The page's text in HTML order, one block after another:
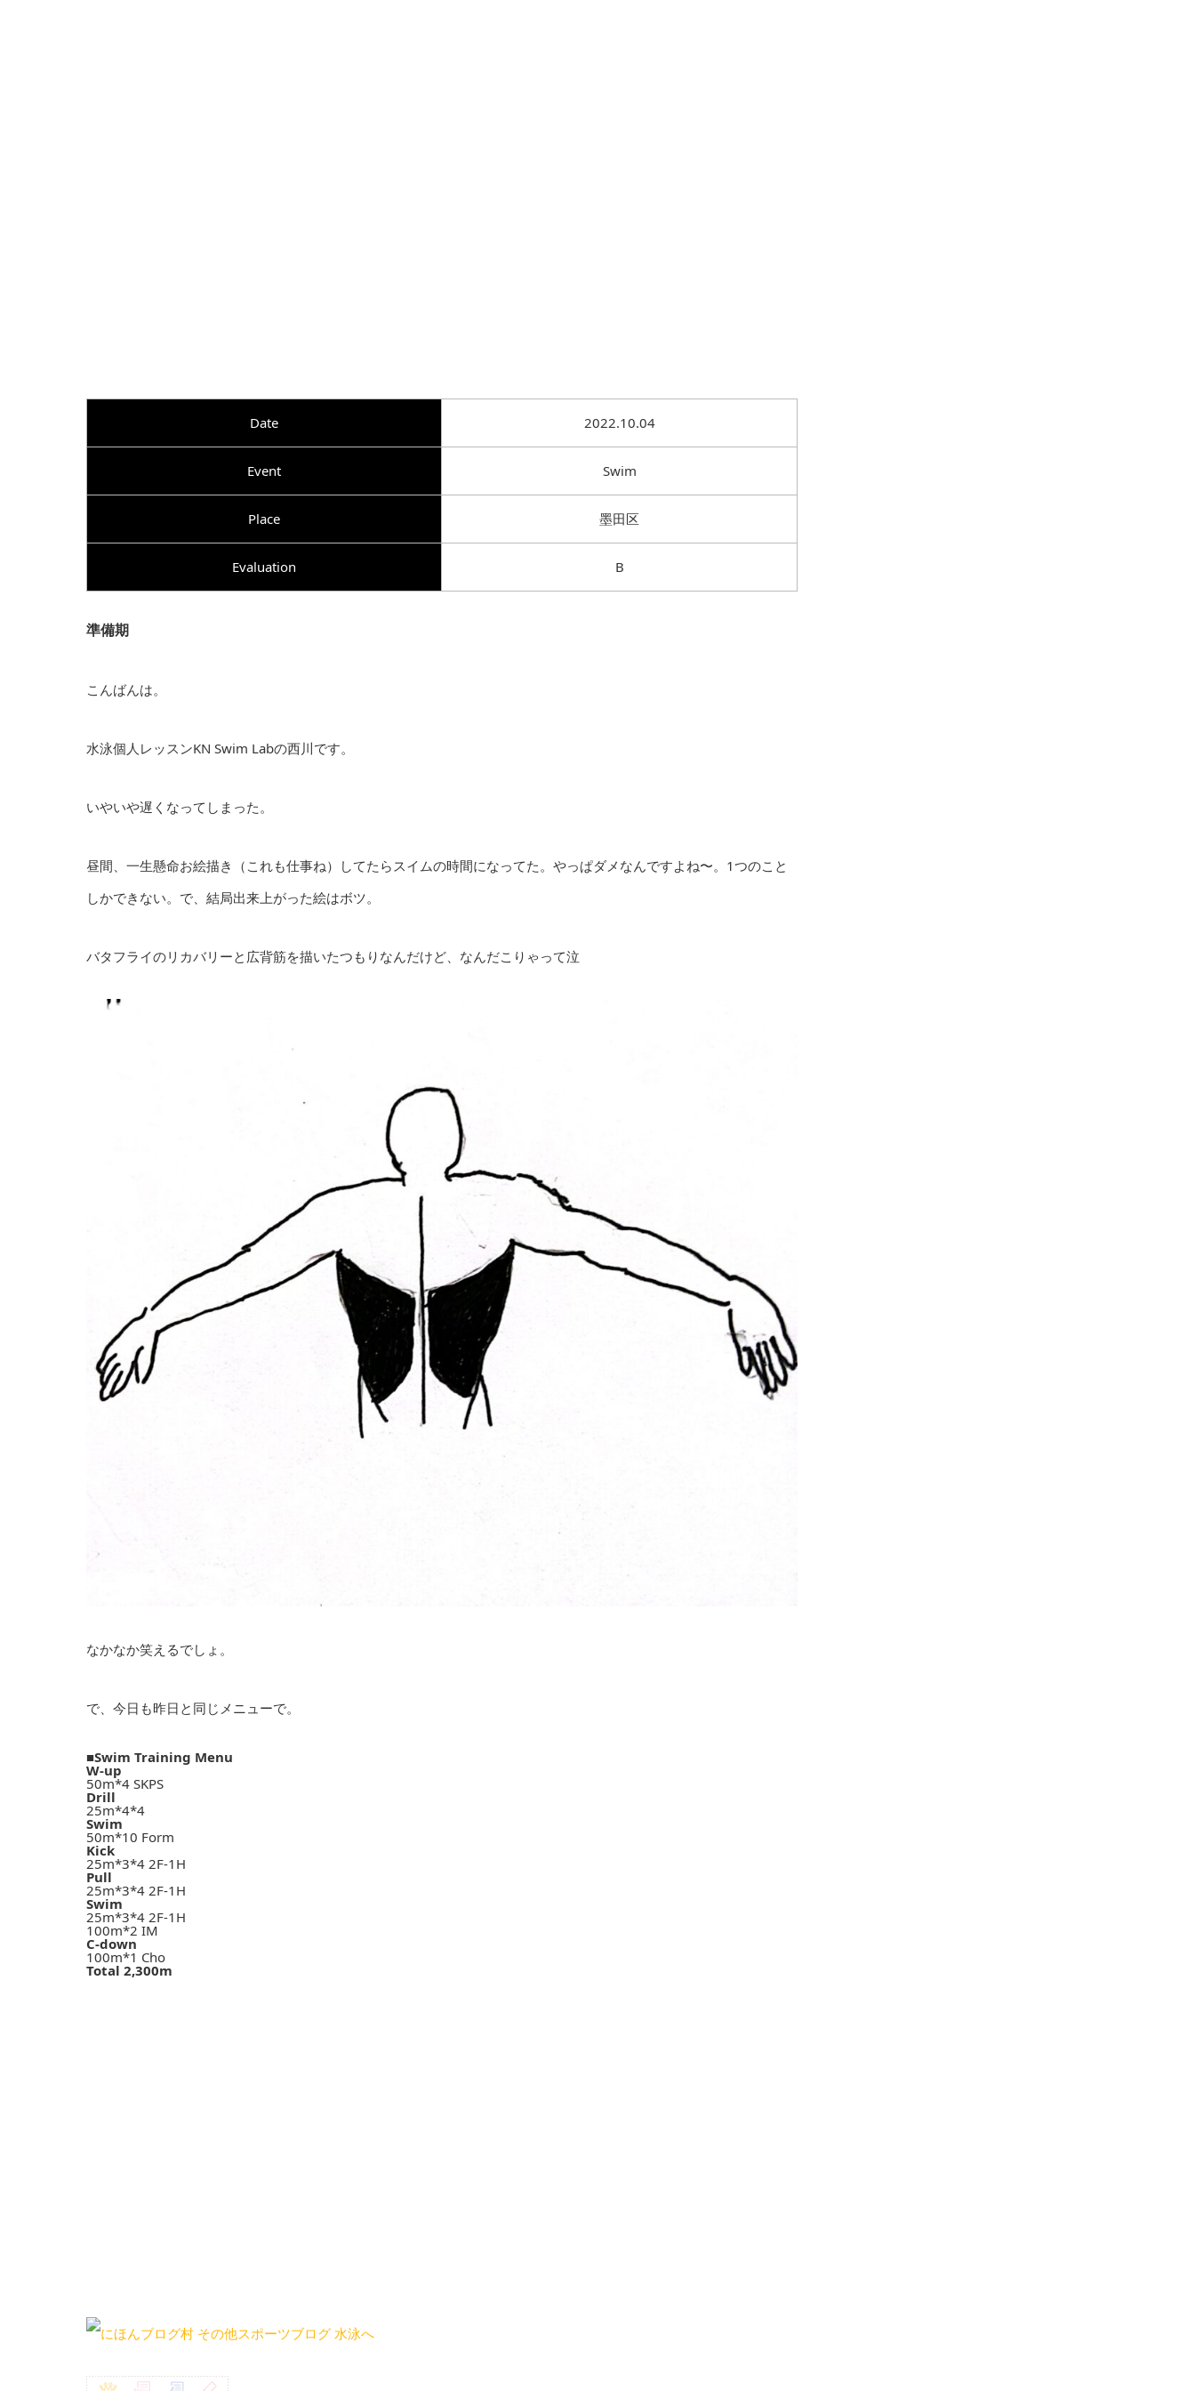
Date 2022.10.04
Event Swim
Place 墨田区
Evaluation B
準備期
こんばんは。
水泳個人レッスンKN Swim Labの西川です。
いやいや遅くなってしまった。
昼間、一生懸命お絵描き（これも仕事ね）してたらスイムの時間になってた。やっぱダメなんですよね〜。1つのこと
しかできない。で、結局出来上がった絵はボツ。
バタフライのリカバリーと広背筋を描いたつもりなんだけど、なんだこりゃって泣
なかなか笑えるでしょ。
で、今日も昨日と同じメニューで。
■Swim Training Menu
W-up
50m*4 SKPS
Drill
25m*4*4
Swim
50m*10 Form
Kick
25m*3*4 2F-1H
Pull
25m*3*4 2F-1H
Swim
25m*3*4 2F-1H
100m*2 IM
C-down
100m*1 Cho
Total 2,300m